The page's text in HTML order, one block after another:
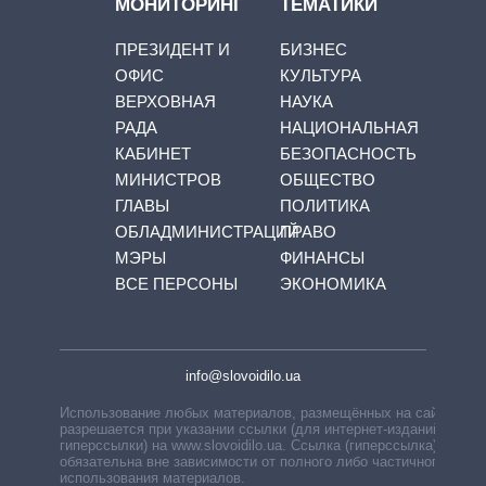
МОНИТОРИНГ
ПРЕЗИДЕНТ И
ОФИС
ВЕРХОВНАЯ
РАДА
КАБИНЕТ
МИНИСТРОВ
ГЛАВЫ
ОБЛАДМИНИСТРАЦИЙ
МЭРЫ
ВСЕ ПЕРСОНЫ
ТЕМАТИКИ
БИЗНЕС
КУЛЬТУРА
НАУКА
НАЦИОНАЛЬНАЯ
БЕЗОПАСНОСТЬ
ОБЩЕСТВО
ПОЛИТИКА
ПРАВО
ФИНАНСЫ
ЭКОНОМИКА
info@slovoidilo.ua
Использование любых материалов, размещённых на сайте,
разрешается при указании ссылки (для интернет-изданий —
гиперссылки) на www.slovoidilo.ua. Ссылка (гиперссылка)
обязательна вне зависимости от полного либо частичного
использования материалов.